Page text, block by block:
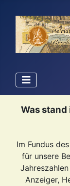
Was
Im Fundus
für unsere
Anzeiger,